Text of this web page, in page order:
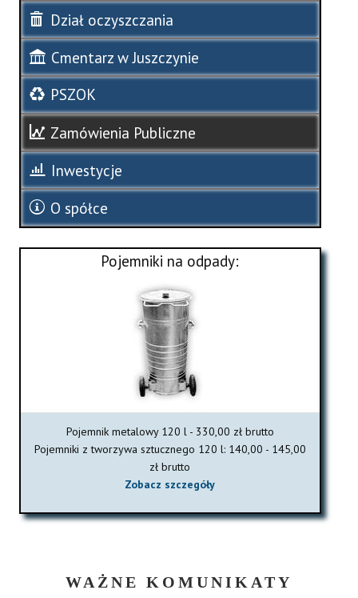
Dział oczyszczania
Cmentarz w Juszczynie
PSZOK
Zamówienia Publiczne
Inwestycje
O spółce
Pojemniki na odpady:
Pojemnik metalowy 120 l - 330,00 zł brutto
Pojemniki z tworzywa sztucznego 120 l: 140,00 - 145,00
zł brutto
Zobacz szczegóły
WAŻNE KOMUNIKATY